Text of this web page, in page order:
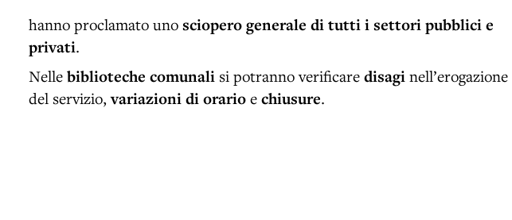
hanno proclamato uno sciopero generale di tutti i settori pubblici e
privati.
Nelle biblioteche comunali si potranno verificare disagi nell’erogazione
del servizio,variazioni di orario e chiusure.